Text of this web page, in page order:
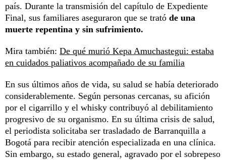
país. Durante la transmisión del capítulo de Expediente
Final, sus familiares aseguraron que se trató de una
muerte repentina y sin sufrimiento.
Mira también: De qué murió Kepa Amuchastegui: estaba
en cuidados paliativos acompañado de su familia
En sus últimos años de vida, su salud se había deteriorado
considerablemente. Según personas cercanas, su afición
por el cigarrillo y el whisky contribuyó al debilitamiento
progresivo de su organismo. En su última crisis de salud,
el periodista solicitaba ser trasladado de Barranquilla a
Bogotá para recibir atención especializada en una clínica.
Sin embargo, su estado general, agravado por el sobrepeso